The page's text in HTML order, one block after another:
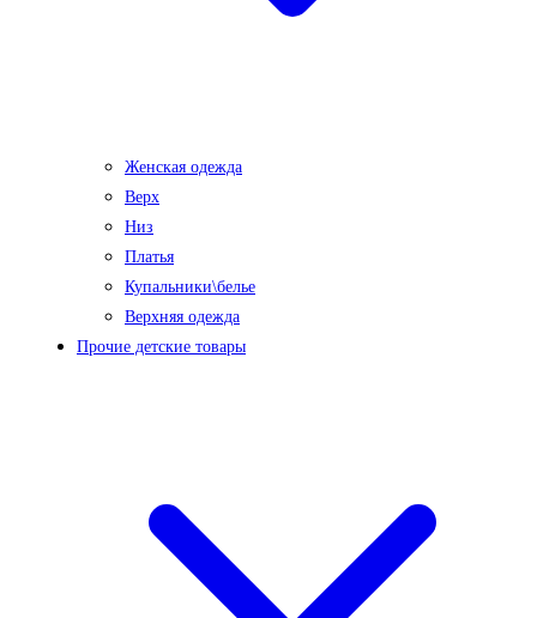
Женская одежда
Верх
Низ
Платья
Купальники\белье
Верхняя одежда
Прочие детские товары